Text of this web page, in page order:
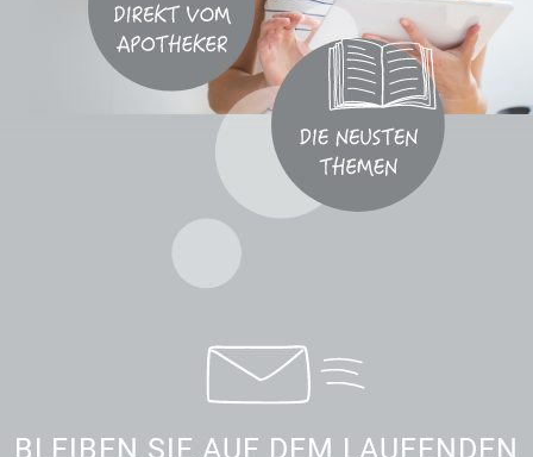
BLEIBEN SIE AUF DEM LAUFENDEN